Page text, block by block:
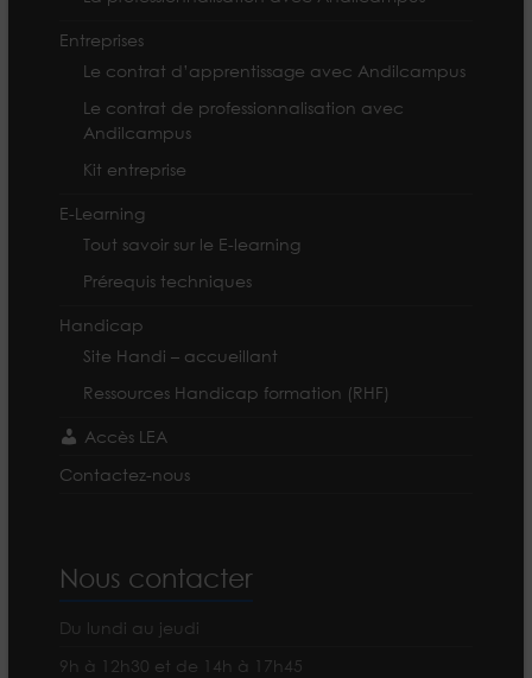
Entreprises
Le contrat d’apprentissage avec Andilcampus
Le contrat de professionnalisation avec
Andilcampus
Kit entreprise
E-Learning
Tout savoir sur le E-learning
Prérequis techniques
Handicap
Site Handi – accueillant
Ressources Handicap formation (RHF)
Accès LEA
Contactez-nous
Nous contacter
Du lundi au jeudi
9h à 12h30 et de 14h à 17h45